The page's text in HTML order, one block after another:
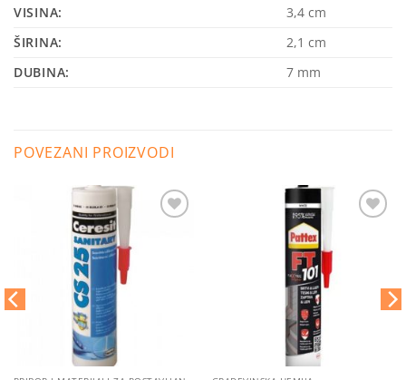
VISINA:
3,4 cm
ŠIRINA:
2,1 cm
DUBINA:
7 mm
POVEZANI PROIZVODI